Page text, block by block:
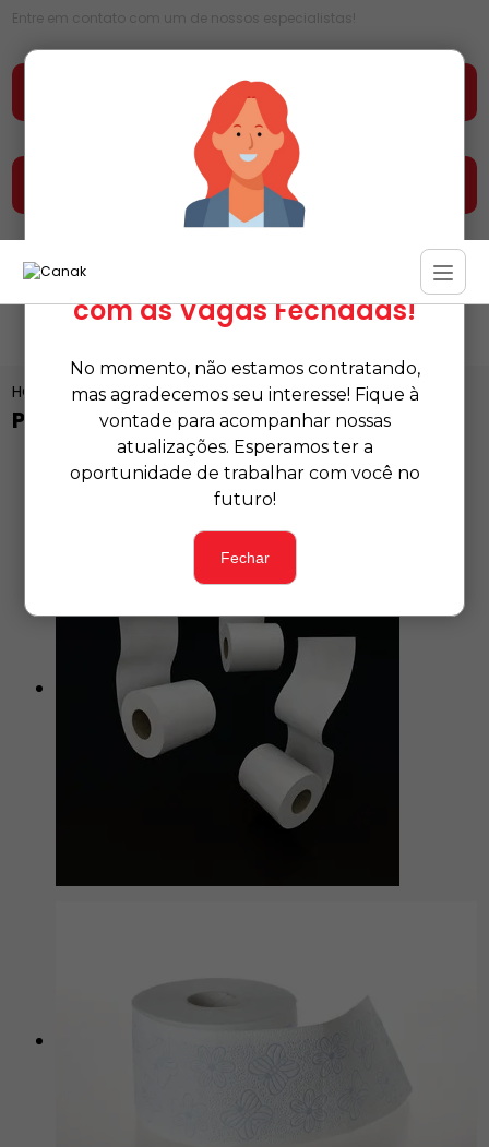
Entre em contato com um de nossos especialistas!
Faça seu orçamento agora mesmo
Entre em contato e fale conosco
HOME CATEGORIASPAPEL HIGIÊNICO INTERFOLHADO
PAPEL HIGIÊNICO INTERFOLHADO
Estamos Temporariamente
com as Vagas Fechadas!
No momento, não estamos contratando,
mas agradecemos seu interesse! Fique à
vontade para acompanhar nossas
atualizações. Esperamos ter a
oportunidade de trabalhar com você no
futuro!
Fechar